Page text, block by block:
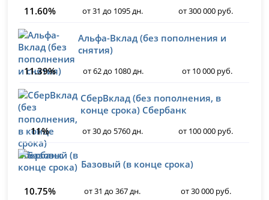
11.60% от 31 до 1095 дн. от 300 000 руб.
Альфа-Вклад (без пополнения и
снятия)
11.39%
от 62 до 1080 дн. от 10 000 руб.
СберВклад (без пополнения, в
конце срока) Сбербанк
11%
от 30 до 5760 дн. от 100 000 руб.
Базовый (в конце срока)
10.75% от 31 до 367 дн. от 30 000 руб.